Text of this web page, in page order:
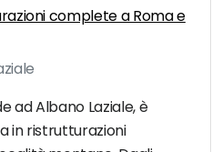
complete a Roma e
ad Albano Laziale, è
in ristrutturazioni